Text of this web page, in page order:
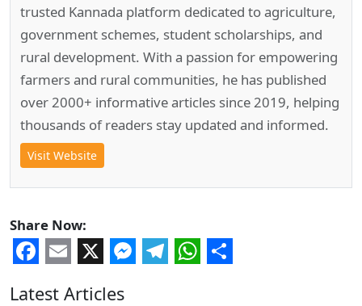
trusted Kannada platform dedicated to agriculture,
government schemes, student scholarships, and
rural development. With a passion for empowering
farmers and rural communities, he has published
over 2000+ informative articles since 2019, helping
thousands of readers stay updated and informed.
Visit Website
Share Now:
Latest Articles